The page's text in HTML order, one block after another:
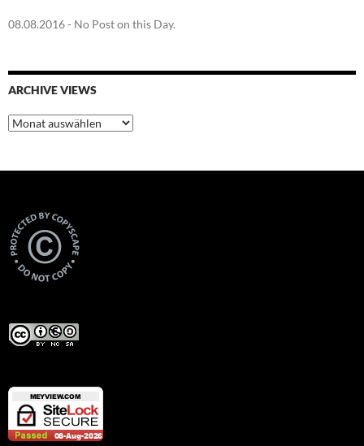
08.08.2016- No Post on this Day.
ARCHIVE VIEWS
Archive
Views